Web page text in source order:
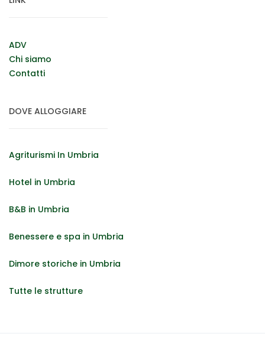
ADV
Chi siamo
Contatti
DOVE ALLOGGIARE
Agriturismi In Umbria
Hotel in Umbria
B&B in Umbria
Benessere e spa in Umbria
Dimore storiche in Umbria
Tutte le strutture